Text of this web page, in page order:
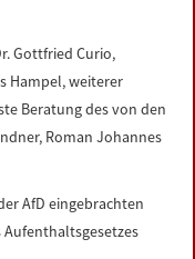
Gottfried Curio,
Hampel, weiterer
Beratung des von den
Roman Johannes
AfD eingebrachten
Aufenthaltsgesetzes